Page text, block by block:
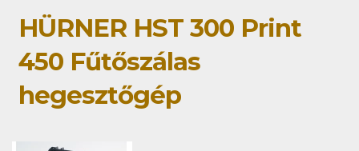
HÜRNER HST 300 Print
450 Fűtőszálas
hegesztőgép